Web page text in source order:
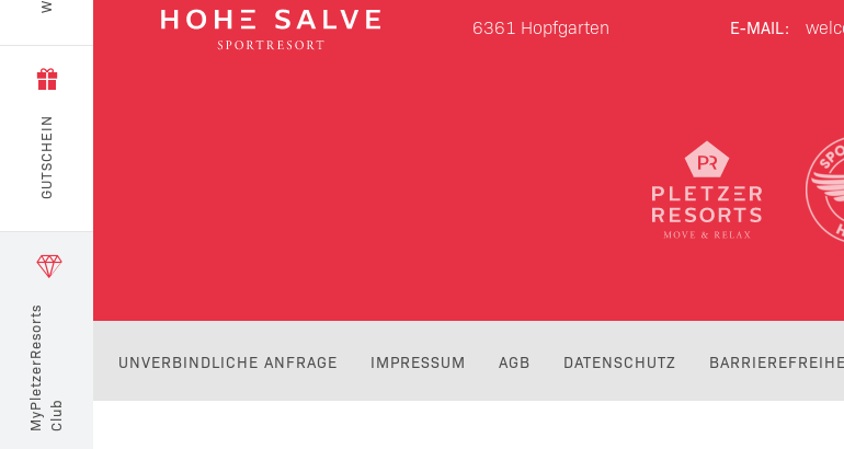
GUTSCHEIN
MyPletzerResorts Club
6361 Hopfgarten E-MAIL:
UNVERBINDLICHE ANFRAGE IMPRESSUM AGB DATENSCHUTZ